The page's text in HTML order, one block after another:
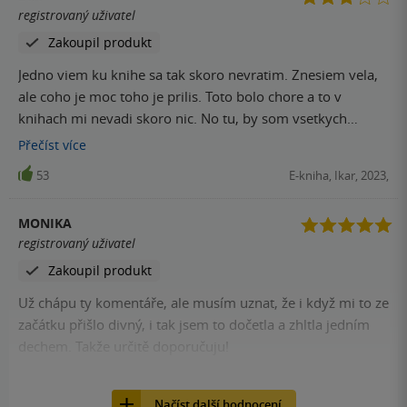
registrovaný uživatel
Zakoupil produkt
Jedno viem ku knihe sa tak skoro nevratim. Znesiem vela,
ale coho je moc toho je prilis. Toto bolo chore a to v
knihach mi nevadi skoro nic. No tu, by som vsetkych
poslala k velmi dobremu psychologovi. To ako vazne to
vsetko? Dik ale podla mna je Amo a Kent zaujimavejsia a
toto bola len parodia na take knihy. Takze za mna nie a ani
nemam slov. Tiernan tak zufalo hladala hladala lasku ze si
v pohode ospravedlnila skakanie od jedneho k druhemu.
Hrdinovia o nic lepsi a neznasam ked si nedokazem
niekoho predstavit + aka bola schopna a hned aj opravila
...... Vsetko rychle prechate a nerealne a neuveritelne.
Mozno pre niekoho je kniha WAU ale pre mna je to nieco k
Přečíst více
53 E-kniha, Ikar, 2023,
MONIKA
registrovaný uživatel
Zakoupil produkt
Už chápu ty komentáře, ale musím uznat, že i když mi to ze
začátku přišlo divný, i tak jsem to dočetla a zhltla jedním
dechem. Takže určitě doporučuju!